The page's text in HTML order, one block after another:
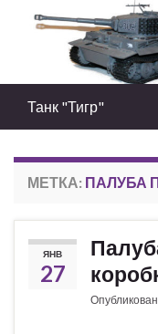
Танк "Тигр"
МЕТКА: ПАЛУБА
ЯНВ
27